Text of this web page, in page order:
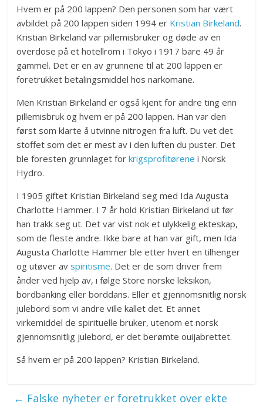
Hvem er på 200 lappen? Den personen som har vært
avbildet på 200 lappen siden 1994 er Kristian Birkeland.
Kristian Birkeland var pillemisbruker og døde av en
overdose på et hotellrom i Tokyo i 1917 bare 49 år
gammel. Det er en av grunnene til at 200 lappen er
foretrukket betalingsmiddel hos narkomane.
Men Kristian Birkeland er også kjent for andre ting enn
pillemisbruk og hvem er på 200 lappen. Han var den
først som klarte å utvinne nitrogen fra luft. Du vet det
stoffet som det er mest av i den luften du puster. Det
ble foresten grunnlaget forkrigsprofitørene i Norsk
Hydro.
I 1905 giftet Kristian Birkeland seg med Ida Augusta
Charlotte Hammer. I 7 år hold Kristian Birkeland ut før
han trakk seg ut. Det var vist nok et ulykkelig ekteskap,
som de fleste andre. Ikke bare at han var gift, men Ida
Augusta Charlotte Hammer ble etter hvert en tilhenger
og utøver avspiritisme. Det er de som driver frem
ånder ved hjelp av, i følge Store norske leksikon,
bordbanking eller borddans. Eller et gjennomsnitlig norsk
julebord som vi andre ville kallet det. Et annet
virkemiddel de spirituelle bruker, utenom et norsk
gjennomsnitlig julebord, er det berømte ouijabrettet.
Så hvem er på 200 lappen? Kristian Birkeland.
← Falske nyheter er foretrukket over ekte